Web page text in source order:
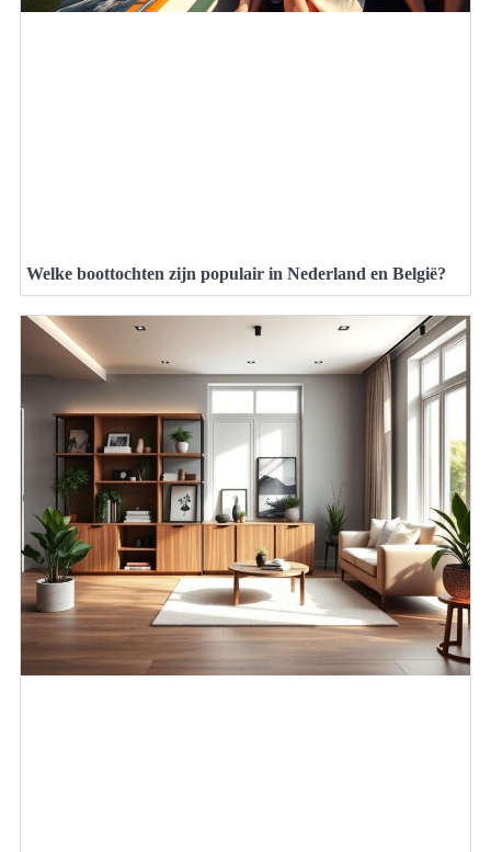
Welke boottochten zijn populair in Nederland en België?